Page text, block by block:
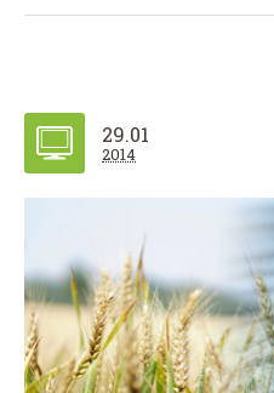
29.01
2014